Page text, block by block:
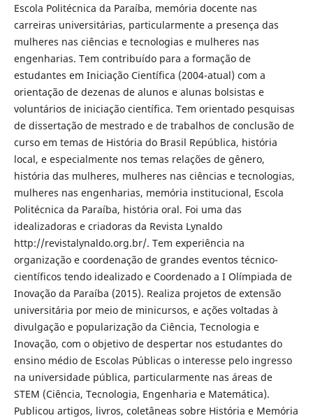
Escola Politécnica da Paraíba, memória docente nas
carreiras universitárias, particularmente a presença das
mulheres nas ciências e tecnologias e mulheres nas
engenharias. Tem contribuído para a formação de
estudantes em Iniciação Científica (2004-atual) com a
orientação de dezenas de alunos e alunas bolsistas e
voluntários de iniciação científica. Tem orientado pesquisas
de dissertação de mestrado e de trabalhos de conclusão de
curso em temas de História do Brasil República, história
local, e especialmente nos temas relações de gênero,
história das mulheres, mulheres nas ciências e tecnologias,
mulheres nas engenharias, memória institucional, Escola
Politécnica da Paraíba, história oral. Foi uma das
idealizadoras e criadoras da Revista Lynaldo
http://revistalynaldo.org.br/. Tem experiência na
organização e coordenação de grandes eventos técnico-
científicos tendo idealizado e Coordenado a I Olímpiada de
Inovação da Paraíba (2015). Realiza projetos de extensão
universitária por meio de minicursos, e ações voltadas à
divulgação e popularização da Ciência, Tecnologia e
Inovação, com o objetivo de despertar nos estudantes do
ensino médio de Escolas Públicas o interesse pelo ingresso
na universidade pública, particularmente nas áreas de
STEM (Ciência, Tecnologia, Engenharia e Matemática).
Publicou artigos, livros, coletâneas sobre História e Memória